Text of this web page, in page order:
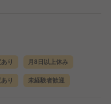
り 月8日以上休み
り 未経験者歓迎